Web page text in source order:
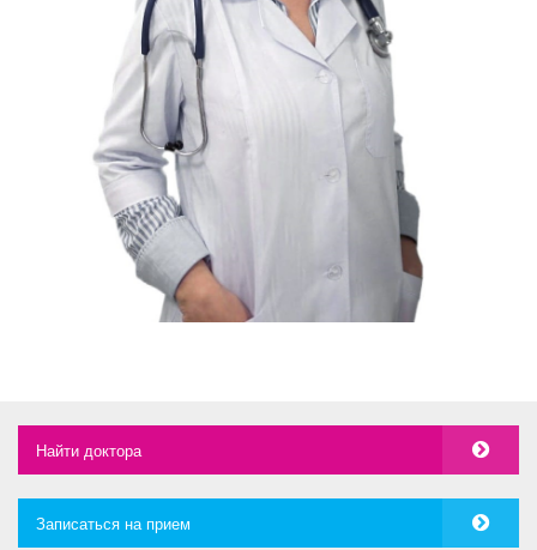
Найти доктора
Записаться на прием